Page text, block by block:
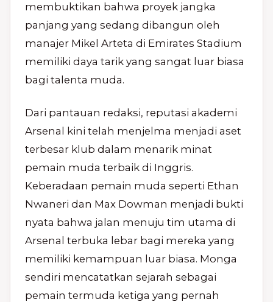
membuktikan bahwa proyek jangka
panjang yang sedang dibangun oleh
manajer Mikel Arteta di Emirates Stadium
memiliki daya tarik yang sangat luar biasa
bagi talenta muda.
Dari pantauan redaksi, reputasi akademi
Arsenal kini telah menjelma menjadi aset
terbesar klub dalam menarik minat
pemain muda terbaik di Inggris.
Keberadaan pemain muda seperti Ethan
Nwaneri dan Max Dowman menjadi bukti
nyata bahwa jalan menuju tim utama di
Arsenal terbuka lebar bagi mereka yang
memiliki kemampuan luar biasa. Monga
sendiri mencatatkan sejarah sebagai
pemain termuda ketiga yang pernah